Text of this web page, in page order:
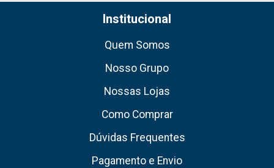
Institucional
Quem Somos
Nosso Grupo
Nossas Lojas
Como Comprar
Dúvidas Frequentes
Pagamento e Envio